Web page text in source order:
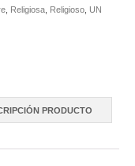
Religiosa Religioso UN
PRODUCTO